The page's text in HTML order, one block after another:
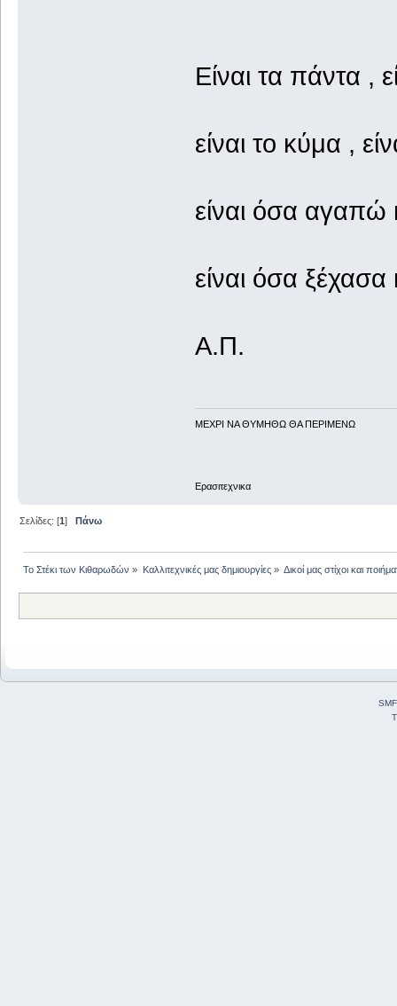
Είναι τα πάντα ,
είναι το κύμα ,
είναι όσα αγαπώ
είναι όσα
Α.Π.
ΜΕΧΡΙ ΝΑ ΘΥΜHΘΩ ΘΑ ΠΕΡΙΜΕΝΩ
Ερασιτεχνικα
Σελίδες: [1] Πάνω
Το Στέκι των Κιθαρωδών » Καλλιτεχνικές μας δημιουργίες» Δικοί μας στίχοι και